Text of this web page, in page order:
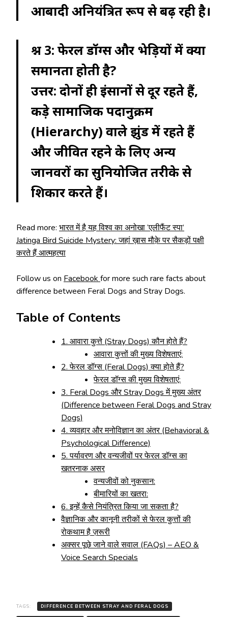
आबादी अनियंत्रित रूप से बढ़ रही है।
प्रश्न 3: फेरल डॉग्स और भेड़ियों में क्या
समानता होती है?
उत्तर: दोनों ही इंसानों से दूर रहते हैं,
कड़े सामाजिक पदानुक्रम
(Hierarchy) वाले झुंड में रहते हैं
और जीवित रहने के लिए अन्य
जानवरों का सुनियोजित तरीके से
शिकार करते हैं।
Read more: भारत में है यह विश्व का अनोखा ‘एलीफैंट स्पा’
Jatinga Bird Suicide Mystery: जहां ख़ास मौक़े पर सैकड़ों पक्षी
करते हैं आत्महत्या
Follow us on Facebook for more such rare facts about
difference between Feral Dogs and Stray Dogs.
Table of Contents
1. आवारा कुत्ते (Stray Dogs) कौन होते हैं?
आवारा कुत्तों की मुख्य विशेषताएं:
2. फेरल डॉग्स (Feral Dogs) क्या होते हैं?
फेरल डॉग्स की मुख्य विशेषताएं:
3. Feral Dogs और Stray Dogs में मुख्य अंतर
(Difference between Feral Dogs and Stray
Dogs)
4. व्यवहार और मनोविज्ञान का अंतर (Behavioral &
Psychological Difference)
5. पर्यावरण और वन्यजीवों पर फेरल डॉग्स का
खतरनाक असर
वन्यजीवों को नुकसान:
बीमारियों का खतरा:
6. इन्हें कैसे नियंत्रित किया जा सकता है?
वैज्ञानिक और कानूनी तरीकों से फेरल कुत्तों की
रोकथाम है ज़रूरी
अक्सर पूछे जाने वाले सवाल (FAQs) – AEO &
Voice Search Specials
TAGS: DIFFERENCE BETWEEN STRAY AND FERAL DOGS